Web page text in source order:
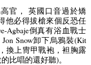
官， 英國口音過於矯
他必得拔槍來個反恐任
Agbaje倒真有浴血戰士
Jon Snow卸下烏鴉裝(Kit
， 換上冑甲戰袍 ，袒胸露
比唱的還好聽)。